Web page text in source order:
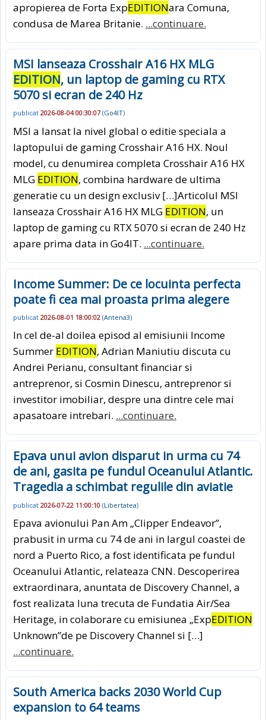
apropierea de Forta ExpEDITIONara Comuna,
condusa de Marea Britanie. ...continuare.
MSI lanseaza Crosshair A16 HX MLG
EDITION, un laptop de gaming cu RTX
5070 si ecran de 240 Hz
publicat 2026-08-04 00:30:07(Go4IT)
MSI a lansat la nivel global o editie speciala a
laptopului de gaming Crosshair A16 HX. Noul
model, cu denumirea completa Crosshair A16 HX
MLG EDITION, combina hardware de ultima
generatie cu un design exclusiv […]Articolul MSI
lanseaza Crosshair A16 HX MLG EDITION, un
laptop de gaming cu RTX 5070 si ecran de 240 Hz
apare prima data in Go4IT. ...continuare.
Income Summer: De ce locuinta perfecta
poate fi cea mai proasta prima alegere
publicat 2026-08-01 18:00:02 (Antena3)
In cel de-al doilea episod al emisiunii Income
Summer EDITION, Adrian Maniutiu discuta cu
Andrei Perianu, consultant financiar si
antreprenor, si Cosmin Dinescu, antreprenor si
investitor imobiliar, despre una dintre cele mai
apasatoare intrebari. ...continuare.
Epava unui avion disparut in urma cu 74
de ani, gasita pe fundul Oceanului Atlantic.
Tragedia a schimbat regulile din aviatie
publicat 2026-07-22 11:00:10 (Libertatea)
Epava avionului Pan Am „Clipper Endeavor”,
prabusit in urma cu 74 de ani in largul coastei de
nord a Puerto Rico, a fost identificata pe fundul
Oceanului Atlantic, relateaza CNN. Descoperirea
extraordinara, anuntata de Discovery Channel, a
fost realizata luna trecuta de Fundatia Air/Sea
Heritage, in colaborare cu emisiunea „ExpEDITION
Unknown”de pe Discovery Channel si […]
...continuare.
South America backs 2030 World Cup
expansion to 64 teams